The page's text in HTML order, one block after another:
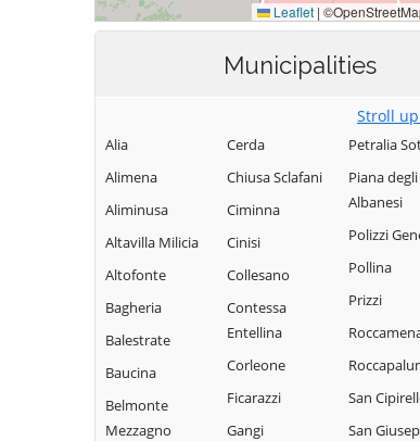
Municipalities
Stroll
Alia
Alimena
Aliminusa
Altavilla Milicia
Altofonte
Bagheria
Balestrate
Baucina
Belmonte
Mezzagno
Cerda
Chiusa Sclafani
Ciminna
Cinisi
Collesano
Contessa
Entellina
Corleone
Ficarazzi
Gangi
Petralia
Piana degli
Albanesi
Polizzi
Pollina
Prizzi
San
San